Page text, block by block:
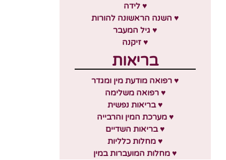
♥ לידה
♥ השנה הראשונה להורות
♥ גיל המעבר
♥ זיקנה
בריאות
♥ רפואה מודעת מין ומגדר
♥ רפואה משלימה
♥ בריאות נפשית
♥ מערכת המין והרבייה
♥ בריאות השדיים
♥ מחלות כלליות
♥ מחלות המועברות במין